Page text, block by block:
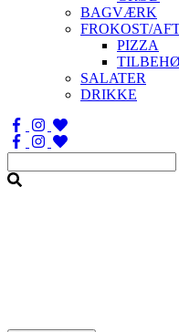
BAGVÆRK
FROKOST/
PIZZA
SALATER
DRIKKE
Søg
efter: